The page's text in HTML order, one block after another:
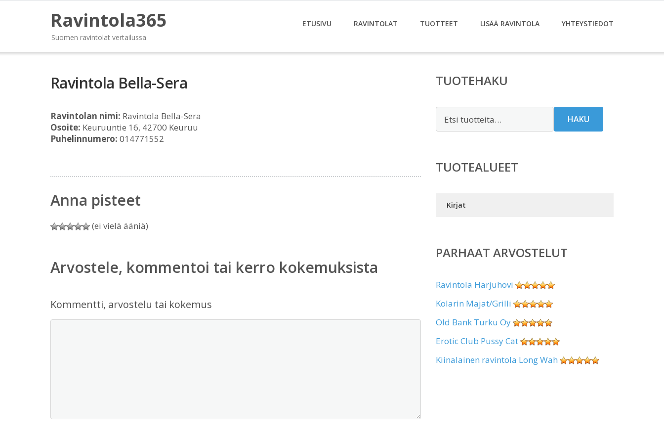
Ravintola365
Suomen ravintolat vertailussa
ETUSIVU RAVINTOLAT TUOTTEET LISÄÄ RAVINTOLA YHTEYSTIEDOT
Ravintola Bella-Sera
Ravintolan nimi: Ravintola Bella-Sera
Osoite: Keuruuntie 16, 42700 Keuruu
Puhelinnumero: 014771552
Anna pisteet
(ei vielä ääniä)
Arvostele, kommentoi tai kerro kokemuksista
Kommentti, arvostelu tai kokemus
TUOTEHAKU
HAKU
TUOTEALUEET
Kirjat
PARHAAT ARVOSTELUT
Ravintola Harjuhovi
Kolarin Majat/Grilli
Old Bank Turku Oy
Erotic Club Pussy Cat
Kiinalainen ravintola Long Wah